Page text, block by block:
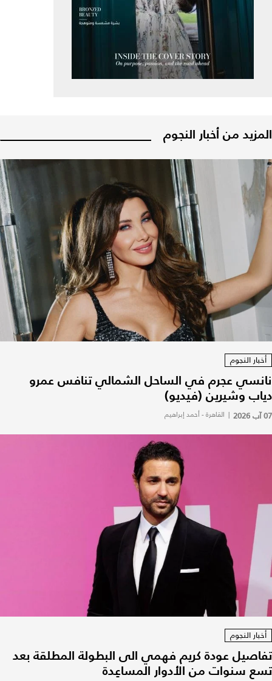
المزيد من أخبار النجوم
أخبار النجوم
نانسي عجرم في الساحل الشمالي تنافس عمرو
دياب وشيرين (فيديو)
07 آب 2026 | القاهرة - أحمد إبراهيم
أخبار النجوم
تفاصيل عودة كريم فهمي الى البطولة المطلقة بعد
تسع سنوات من الأدوار المساعِدة